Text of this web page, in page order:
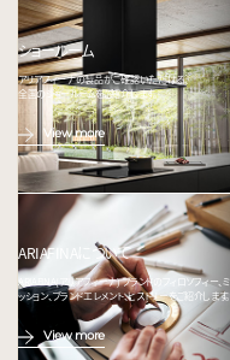
ショールーム
アリアフィーナの製品がご確認いただける、
全国のショールームをご紹介します。
View more
ARIAFINAについて
ARIAFINA(アリアフィーナ) ブランドのフィロソフィー、ミ
ッション、ブランドエレメント、ヒストリーをご紹介します。
View more